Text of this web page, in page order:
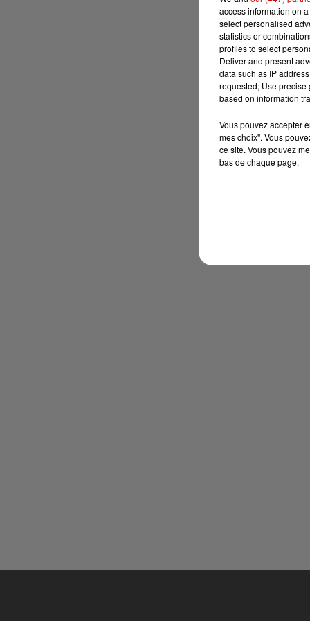
access information on
select personalised
statistics or
profiles to select
Deliver and present
data such as IP
requested; Use precise
based on information
Vous pouvez accepter
mes choix". Vous
ce site. Vous pouvez
bas de chaque page.